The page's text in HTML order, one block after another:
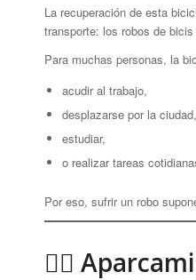
La recuperación de esta
transporte: los robos de
Para muchas personas, la
acudir al trabajo,
desplazarse por la ciudad,
estudiar,
o realizar tareas
Por eso, sufrir un robo
🚴‍♀️